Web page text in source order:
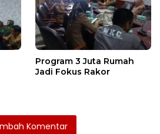
Program 3 Juta Rumah
Jadi Fokus Rakor
Komentar